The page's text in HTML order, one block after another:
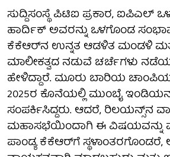
ಸುದ್ದಿಸಂಸ್ಥೆ ಪಿಟಿಐ ಪ್ರಕಾರ, ಐಪಿಎಲ್
ಹಾರ್ದಿಕ್ ಅವರನ್ನು ಒಳಗೊಂಡ
ಕೆಕೆಆರ್‌ನ ಉನ್ನತ ಆಡಳಿತ ಮಂಡಳಿ
ಮಾಲೀಕತ್ವದ ನಡುವೆ ಚರ್ಚೆಗಳು
ಹೇಳಿದ್ದಾರೆ. ಮೂರು ಬಾರಿಯ
2025ರ ಕೊನೆಯಲ್ಲಿ ಮುಂಬೈ
ಸಂಪರ್ಕಿಸಿದ್ದರು. ಆದರೆ, ರಿಲಯನ್ಸ್‌ನ
ಮಹಾಸಭೆಯಿಂದಾಗಿ ಈ ವಿಷಯವನ್ನು
ಪಾಂಡ್ಯ ಕೆಕೆಆರ್‌ಗೆ ಸ್ಥಳಾಂತರಗೊಂಡರೆ,